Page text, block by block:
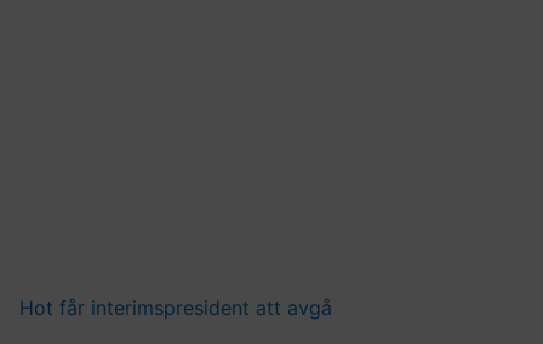
Hot får interimspresident att avgå